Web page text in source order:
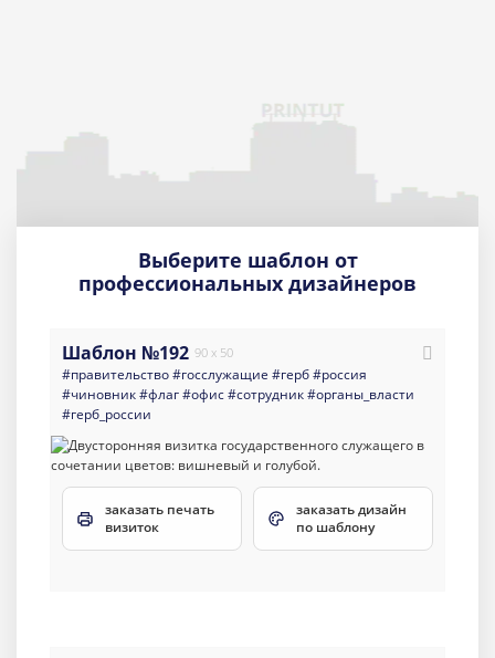
Выберите шаблон от
профессиональных дизайнеров
Шаблон №192 90 x 50
#правительство#госслужащие #герб#россия
#чиновник#флаг#офис#сотрудник#органы_власти
#герб_россии
заказать печать
визиток
заказать дизайн
по шаблону